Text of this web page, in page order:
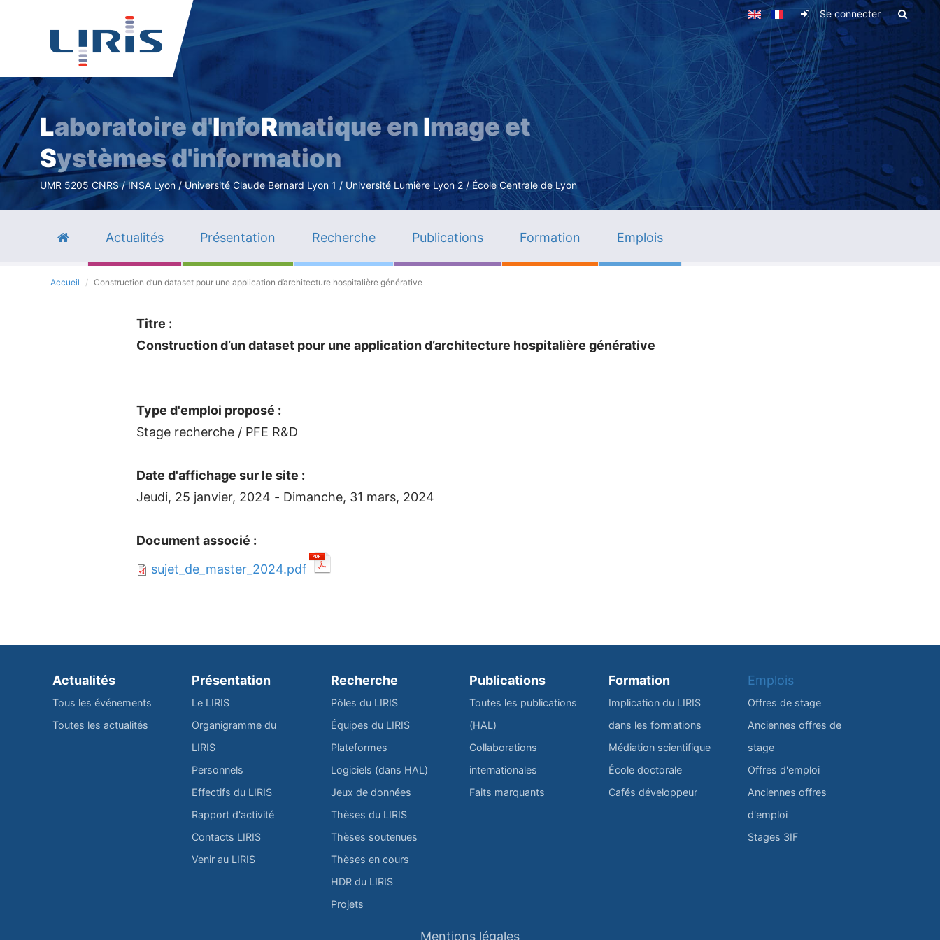
Aller
contenu
principal
Se connecter
Laboratoire d'InfoRmatique en Image et
Systèmes d'information
UMR 5205 CNRS / INSA Lyon / Université Claude Bernard Lyon 1 / Université Lumière Lyon 2 / École Centrale de Lyon
Actualités Présentation Recherche Publications Formation Emplois
Accueil Construction d’un dataset pour une application d’architecture hospitalière générative
Titre :
Construction d’un dataset pour une application d’architecture hospitalière générative
Type d'emploi proposé :
Stage recherche / PFE R&D
Date d'affichage sur le site :
Jeudi, 25 janvier, 2024 - Dimanche, 31 mars, 2024
Document associé :
sujet_de_master_2024.pdf
Actualités
Tous les événements
Toutes les actualités
Présentation
Le LIRIS
Organigramme du
LIRIS
Personnels
Effectifs du LIRIS
Rapport d'activité
Contacts LIRIS
Venir au LIRIS
Recherche
Pôles du LIRIS
Équipes du LIRIS
Plateformes
Logiciels (dans HAL)
Jeux de données
Thèses du LIRIS
Thèses soutenues
Thèses en cours
HDR du LIRIS
Projets
Publications
Toutes les publications
(HAL)
Collaborations
internationales
Faits marquants
Formation
Implication du LIRIS
dans les formations
Médiation scientifique
École doctorale
Cafés développeur
Emplois
Offres de stage
Anciennes offres de
stage
Offres d'emploi
Anciennes offres
d'emploi
Stages 3IF
Mentions légales